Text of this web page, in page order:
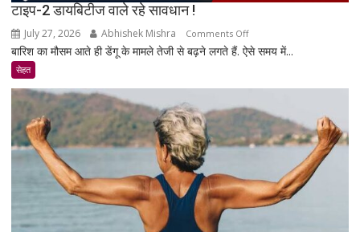
टाइप-2 डायबिटीज वाले रहे सावधान !
July 27, 2026 Abhishek Mishra Comments Offon
टाइप-2
सावधान
!
बारिश का मौसम आते ही डेंगू के मामले तेजी से बढ़ने लगते हैं. ऐसे समय में...
सेहत